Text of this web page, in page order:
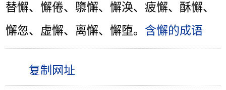
替懈、懈倦、隳懈、懈涣、疲懈、酥懈、
懈忽、虚懈、离懈、懈堕。 含懈的成语